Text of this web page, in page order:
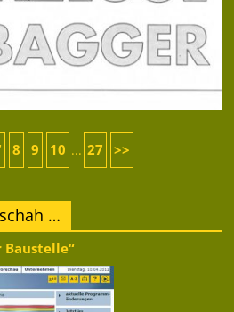
8 9 10 ... 27 >>
…
Baustelle“